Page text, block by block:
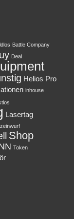
Battle Company
Deal
Helios Pro
inhouse
Lasertag
Shop
Token